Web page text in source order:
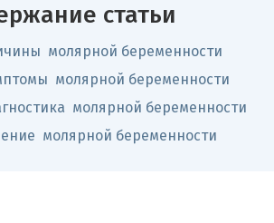
статьи
молярной беременности
молярной беременности
молярной беременности
молярной беременности